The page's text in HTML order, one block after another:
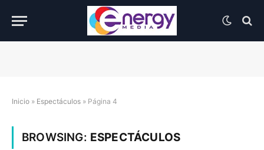
Inicio » Espectáculos » Página 4
BROWSING: ESPECTÁCULOS